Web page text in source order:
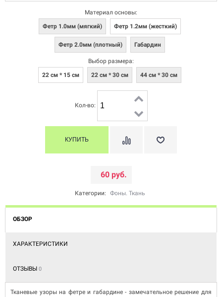
Материал основы:
Фетр 1.0мм (мягкий)
Фетр 1.2мм (жесткий)
Фетр 2.0мм (плотный) Габардин
Выбор размера:
22 см * 15 см
22 см * 30 см 44 см * 30 см
Кол-во:
60 руб.
Категории: Фоны. Ткань
ОБЗОР
ХАРАКТЕРИСТИКИ
ОТЗЫВЫ 0
Тканевые узоры на фетре и габардине - замечательное решение для